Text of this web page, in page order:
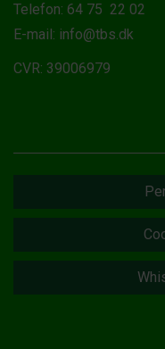
Telefon: 64 75 22 02
E-mail: info@tbs.dk
CVR: 39006979